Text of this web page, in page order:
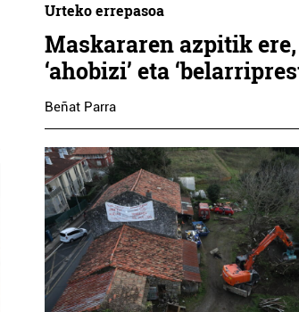
Urteko errepasoa
Maskararen azpitik ere,
‘ahobizi’ eta
Beñat Parra